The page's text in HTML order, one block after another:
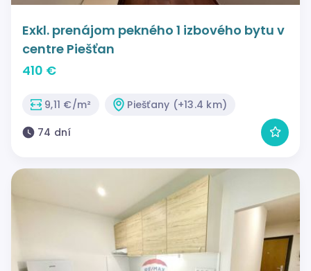
Exkl. prenájom pekného 1 izbového bytu v
centre Piešťan
410 €
9,11 €/m²
Piešťany (+13.4 km)
74 dní